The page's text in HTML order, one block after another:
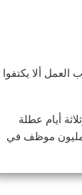
ألا يكتفوا
إضافية شهريا، وثلاثة أيام عطلة
وتشمل جولات المفاوضات الجماعية، المقرر أن تستمر حتى منتصف مارس المقبل، نحو 2.5 مليون موظف في